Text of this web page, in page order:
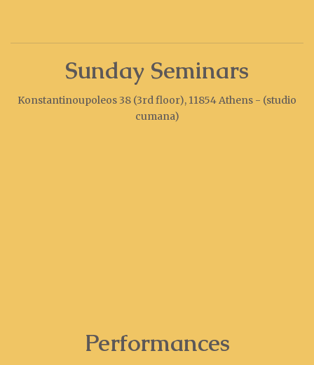
Sunday Seminars
Konstantinoupoleos 38 (3rd floor), 11854 Athens - (studio
cumana)
Performances